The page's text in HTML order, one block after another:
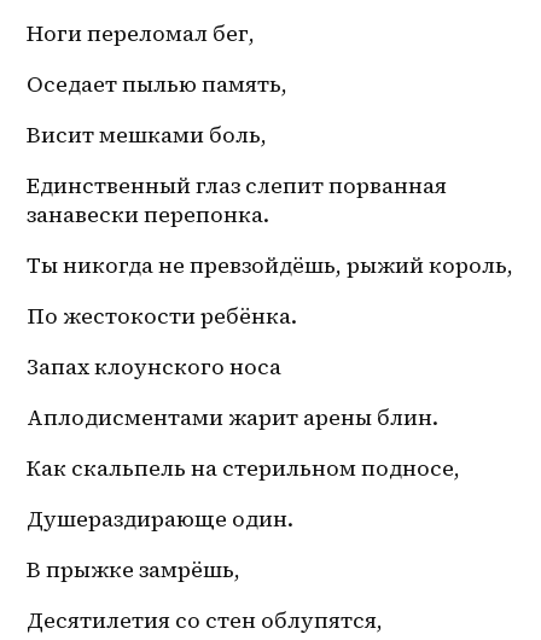
Ноги переломал бег,
Оседает пылью память,
Висит мешками боль,
Единственный глаз слепит порванная
занавески перепонка.
Ты никогда не превзойдёшь, рыжий король,
По жестокости ребёнка.
Запах клоунского носа
Аплодисментами жарит арены блин.
Как скальпель на стерильном подносе,
Душераздирающе один.
В прыжке замрёшь,
Десятилетия со стен облупятся,